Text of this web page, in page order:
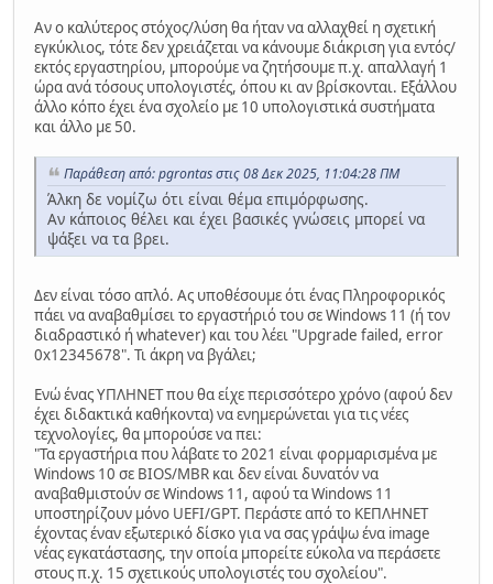
Αν ο καλύτερος στόχος/λύση θα ήταν να αλλαχθεί η σχετική
εγκύκλιος, τότε δεν χρειάζεται να κάνουμε διάκριση για εντός/
εκτός εργαστηρίου, μπορούμε να ζητήσουμε π.χ. απαλλαγή 1
ώρα ανά τόσους υπολογιστές, όπου κι αν βρίσκονται. Εξάλλου
άλλο κόπο έχει ένα σχολείο με 10 υπολογιστικά συστήματα
και άλλο με 50.
Παράθεση από: pgrontas στις 08 Δεκ 2025, 11:04:28 ΠΜ
Άλκη δε νομίζω ότι είναι θέμα επιμόρφωσης.
Αν κάποιος θέλει και έχει βασικές γνώσεις μπορεί να
ψάξει να τα βρει.
Δεν είναι τόσο απλό. Ας υποθέσουμε ότι ένας Πληροφορικός
πάει να αναβαθμίσει το εργαστήριό του σε Windows 11 (ή τον
διαδραστικό ή whatever) και του λέει "Upgrade failed, error
0x12345678". Τι άκρη να βγάλει;
Ενώ ένας ΥΠΛΗΝΕΤ που θα είχε περισσότερο χρόνο (αφού δεν
έχει διδακτικά καθήκοντα) να ενημερώνεται για τις νέες
τεχνολογίες, θα μπορούσε να πει:
"Τα εργαστήρια που λάβατε το 2021 είναι φορμαρισμένα με
Windows 10 σε BIOS/MBR και δεν είναι δυνατόν να
αναβαθμιστούν σε Windows 11, αφού τα Windows 11
υποστηρίζουν μόνο UEFI/GPT. Περάστε από το ΚΕΠΛΗΝΕΤ
έχοντας έναν εξωτερικό δίσκο για να σας γράψω ένα image
νέας εγκατάστασης, την οποία μπορείτε εύκολα να περάσετε
στους π.χ. 15 σχετικούς υπολογιστές του σχολείου".